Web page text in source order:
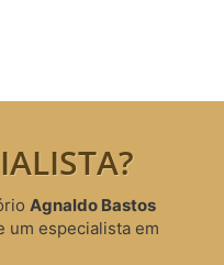
Agnaldo Bastos
um especialista em